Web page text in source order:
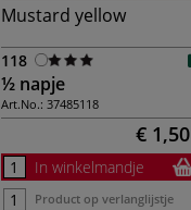
Mustard yellow
118
½ napje
Art.No.: 37485118
€ 1,50
In winkelmandje
Product op verlanglijstje